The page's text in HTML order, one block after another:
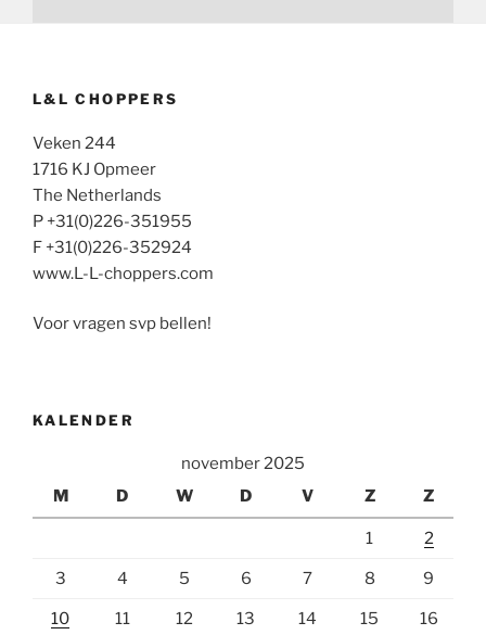
L&L CHOPPERS
Veken 244
1716 KJ Opmeer
The Netherlands
P +31(0)226-351955
F +31(0)226-352924
www.L-L-choppers.com
Voor vragen svp bellen!
KALENDER
november 2025
M
D W D V Z Z
1 2
3 4 5 6 7 8 9
10 11 12 13 14 15 16